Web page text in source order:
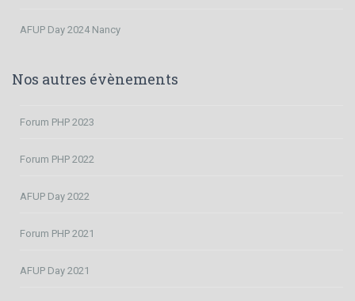
AFUP Day 2024 Nancy
Nos autres évènements
Forum PHP 2023
Forum PHP 2022
AFUP Day 2022
Forum PHP 2021
AFUP Day 2021